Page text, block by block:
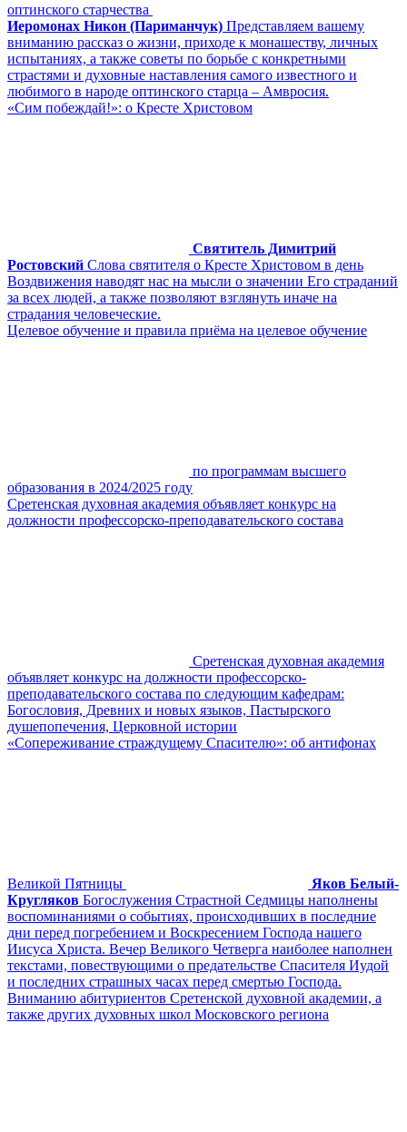
оптинского старчества
Иеромонах Никон (Париманчук) Представляем вашему
вниманию рассказ о жизни, приходе к монашеству, личных
испытаниях, а также советы по борьбе с конкретными
страстями и духовные наставления самого известного и
любимого в народе оптинского старца – Амвросия.
«Сим побеждай!»: о Кресте Христовом
Святитель Димитрий
Ростовский Слова святителя о Кресте Христовом в день
Воздвижения наводят нас на мысли о значении Его страданий
за всех людей, а также позволяют взглянуть иначе на
страдания человеческие.
Целевое обучение и правила приёма на целевое обучение
по программам высшего
образования в 2024/2025 году
Сретенская духовная академия объявляет конкурс на
должности профессорско-преподавательского состава
Сретенская духовная академия
объявляет конкурс на должности профессорско-
преподавательского состава по следующим кафедрам:
Богословия, Древних и новых языков, Пастырского
душепопечения, Церковной истории
«Сопереживание страждущему Спасителю»: об антифонах
Великой Пятницы
Яков Белый-
Кругляков Богослужения Страстной Седмицы наполнены
воспоминаниями о событиях, происходивших в последние
дни перед погребением и Воскресением Господа нашего
Иисуса Христа. Вечер Великого Четверга наиболее наполнен
текстами, повествующими о предательстве Спасителя Иудой
и последних страшных часах перед смертью Господа.
Вниманию абитуриентов Сретенской духовной академии, а
также других духовных школ Московского региона